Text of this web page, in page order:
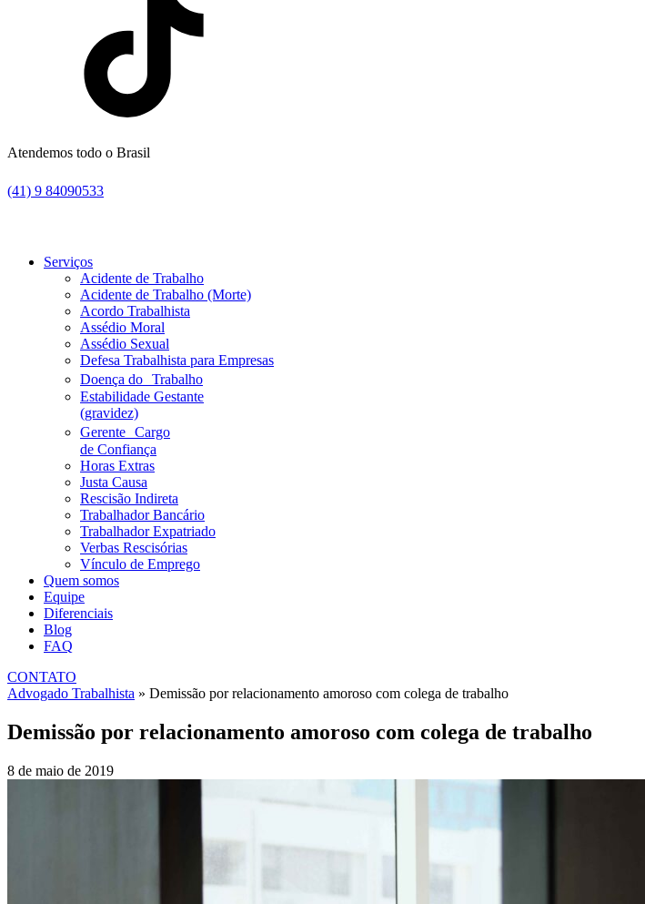
Atendemos todo o Brasil
(41) 9 84090533
Serviços
Acidente de Trabalho
Acidente de Trabalho (Morte)
Acordo Trabalhista
Assédio Moral
Assédio Sexual
Defesa Trabalhista para Empresas
Doença do Trabalho
Estabilidade Gestante
(gravidez)
Gerente Cargo
de Confiança
Horas Extras
Justa Causa
Rescisão Indireta
Trabalhador Bancário
Trabalhador Expatriado
Verbas Rescisórias
Vínculo de Emprego
Quem somos
Equipe
Diferenciais
Blog
FAQ
CONTATO
Advogado Trabalhista » Demissão por relacionamento amoroso com colega de trabalho
Demissão por relacionamento amoroso com colega de trabalho
8 de maio de 2019